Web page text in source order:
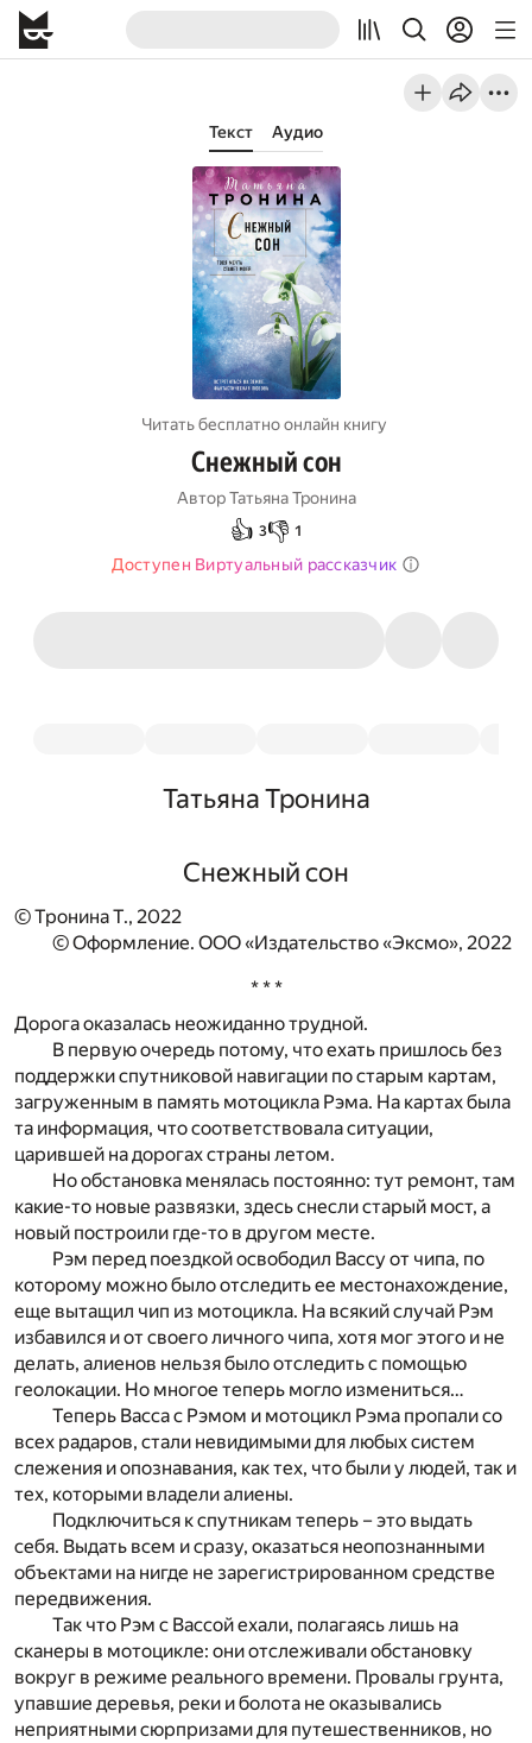
Текст Аудио
Читать бесплатно онлайн книгу
Снежный сон
Автор Татьяна Тронина
👍 3👎 1
Доступен Виртуальный рассказчик
Татьяна Тронина
Снежный сон
© Тронина Т., 2022
© Оформление. ООО «Издательство «Эксмо», 2022
* * *
Дорога оказалась неожиданно трудной.
В первую очередь потому, что ехать пришлось без
поддержки спутниковой навигации по старым картам,
загруженным в память мотоцикла Рэма. На картах была
та информация, что соответствовала ситуации,
царившей на дорогах страны летом.
Но обстановка менялась постоянно: тут ремонт, там
какие-то новые развязки, здесь снесли старый мост, а
новый построили где-то в другом месте.
Рэм перед поездкой освободил Вассу от чипа, по
которому можно было отследить ее местонахождение,
еще вытащил чип из мотоцикла. На всякий случай Рэм
избавился и от своего личного чипа, хотя мог этого и не
делать, алиенов нельзя было отследить с помощью
геолокации. Но многое теперь могло измениться…
Теперь Васса с Рэмом и мотоцикл Рэма пропали со
всех радаров, стали невидимыми для любых систем
слежения и опознавания, как тех, что были у людей, так и
тех, которыми владели алиены.
Подключиться к спутникам теперь – это выдать
себя. Выдать всем и сразу, оказаться неопознанными
объектами на нигде не зарегистрированном средстве
передвижения.
Так что Рэм с Вассой ехали, полагаясь лишь на
сканеры в мотоцикле: они отслеживали обстановку
вокруг в режиме реального времени. Провалы грунта,
упавшие деревья, реки и болота не оказывались
неприятными сюрпризами для путешественников, но